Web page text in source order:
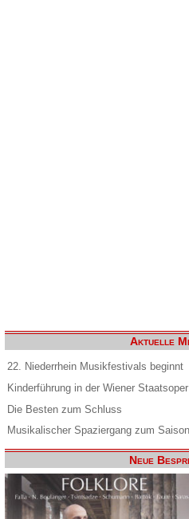
Aktuelle
22. Niederrhein Musikfestivals beginnt
Kinderführung in der Wiener Staatsoper
Die Besten zum Schluss
Musikalischer Spaziergang zum
Neue